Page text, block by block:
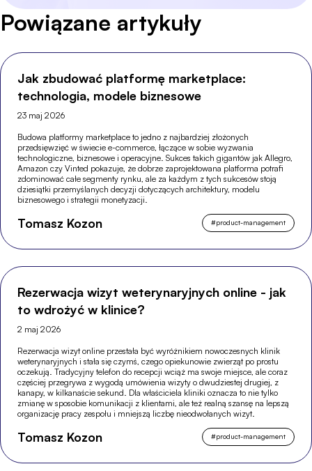
Powiązane artykuły
Jak zbudować platformę marketplace:
technologia, modele biznesowe
23 maj 2026
Budowa platformy marketplace to jedno z najbardziej złożonych
przedsięwzięć w świecie e-commerce, łączące w sobie wyzwania
technologiczne, biznesowe i operacyjne. Sukces takich gigantów jak Allegro,
Amazon czy Vinted pokazuje, że dobrze zaprojektowana platforma potrafi
zdominować całe segmenty rynku, ale za każdym z tych sukcesów stoją
dziesiątki przemyślanych decyzji dotyczących architektury, modelu
biznesowego i strategii monetyzacji.
Tomasz Kozon #product-management
Rezerwacja wizyt weterynaryjnych online - jak
to wdrożyć w klinice?
2 maj 2026
Rezerwacja wizyt online przestała być wyróżnikiem nowoczesnych klinik
weterynaryjnych i stała się czymś, czego opiekunowie zwierząt po prostu
oczekują. Tradycyjny telefon do recepcji wciąż ma swoje miejsce, ale coraz
częściej przegrywa z wygodą umówienia wizyty o dwudziestej drugiej, z
kanapy, w kilkanaście sekund. Dla właściciela kliniki oznacza to nie tylko
zmianę w sposobie komunikacji z klientami, ale też realną szansę na lepszą
organizację pracy zespołu i mniejszą liczbę nieodwołanych wizyt.
Tomasz Kozon #product-management